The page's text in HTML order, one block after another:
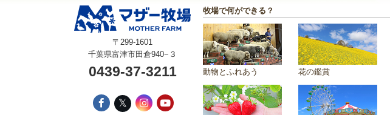
〒299-1601
千葉県富津市田倉940−３
0439-37-3211
𝕏
牧場で何ができる？
動物とふれあう 花の鑑賞